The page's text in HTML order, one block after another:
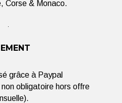
Corse & Monaco.
grâce à Paypal
obligatoire hors offre